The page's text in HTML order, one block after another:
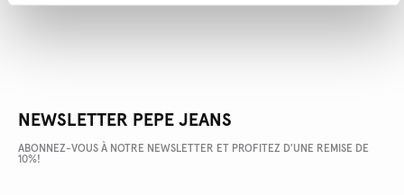
NEWSLETTER PEPE JEANS
ABONNEZ-VOUS À NOTRE NEWSLETTER ET PROFITEZ D'UNE REMISE DE
10%!